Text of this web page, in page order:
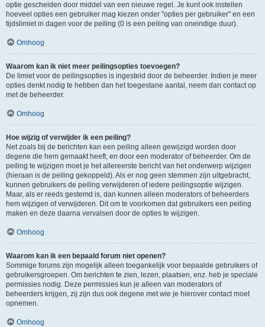
optie gescheiden door middel van een nieuwe regel. Je kunt ook instellen
hoeveel opties een gebruiker mag kiezen onder "opties per gebruiker" en een
tijdslimiet in dagen voor de peiling (0 is een peiling van oneindige duur).
Omhoog
Waarom kan ik niet meer peilingsopties toevoegen?
De limiet voor de peilingsopties is ingesteld door de beheerder. Indien je meer
opties denkt nodig te hebben dan het toegestane aantal, neem dan contact op
met de beheerder.
Omhoog
Hoe wijzig of verwijder ik een peiling?
Net zoals bij de berichten kan een peiling alleen gewijzigd worden door
degene die hem gemaakt heeft, en door een moderator of beheerder. Om de
peiling te wijzigen moet je het allereerste bericht van het onderwerp wijzigen
(hieraan is de peiling gekoppeld). Als er nog geen stemmen zijn uitgebracht,
kunnen gebruikers de peiling verwijderen of iedere peilingsoptie wijzigen.
Maar, als er reeds gestemd is, dan kunnen alleen moderators of beheerders
hem wijzigen of verwijderen. Dit om te voorkomen dat gebruikers een peiling
maken en deze daarna vervalsen door de opties te wijzigen.
Omhoog
Waarom kan ik een bepaald forum niet openen?
Sommige forums zijn mogelijk alleen toegankelijk voor bepaalde gebruikers of
gebruikersgroepen. Om berichten te zien, lezen, plaatsen, enz. heb je speciale
permissies nodig. Deze permissies kun je alleen van moderators of
beheerders krijgen, zij zijn dus ook degene met wie je hierover contact moet
opnemen.
Omhoog